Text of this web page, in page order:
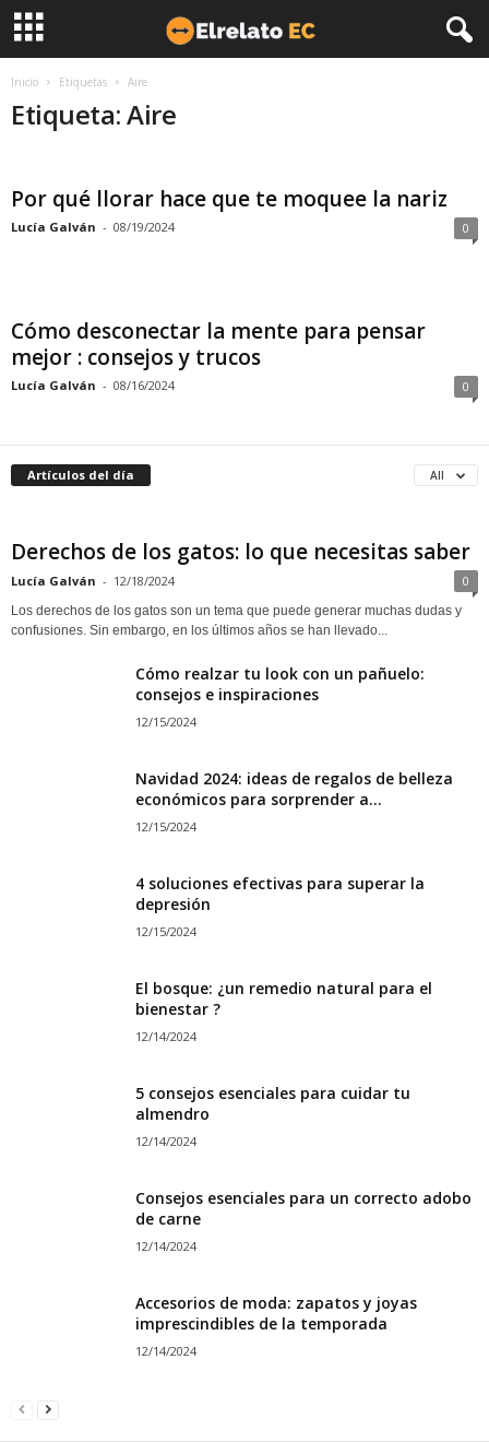
Inicio Etiquetas Aire
Etiqueta: Aire
Por qué llorar hace que te moquee la nariz
Lucía Galván - 08/19/2024 0
Cómo desconectar la mente para pensar
mejor : consejos y trucos
Lucía Galván - 08/16/2024 0
Artículos del día All
Derechos de los gatos: lo que necesitas saber
Lucía Galván - 12/18/2024 0
Los derechos de los gatos son un tema que puede generar muchas dudas y
confusiones. Sin embargo, en los últimos años se han llevado...
Cómo realzar tu look con un pañuelo:
consejos e inspiraciones
12/15/2024
Navidad 2024: ideas de regalos de belleza
económicos para sorprender a...
12/15/2024
4 soluciones efectivas para superar la
depresión
12/15/2024
El bosque: ¿un remedio natural para el
bienestar ?
12/14/2024
5 consejos esenciales para cuidar tu
almendro
12/14/2024
Consejos esenciales para un correcto adobo
de carne
12/14/2024
Accesorios de moda: zapatos y joyas
imprescindibles de la temporada
12/14/2024